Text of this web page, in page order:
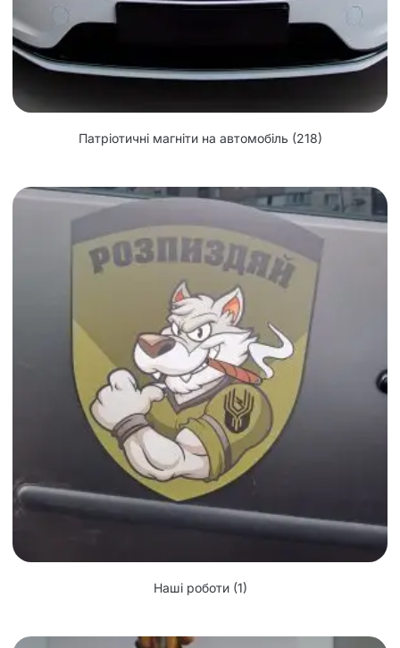
Патріотичні магніти на автомобіль (218)
Наші роботи (1)